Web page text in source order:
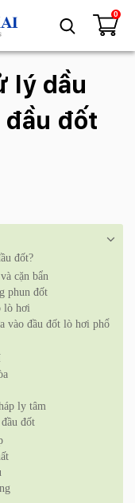
0
lý dầu
đốt
đốt?
cặn bẩn
phun đốt
lò hơi
vào đầu đốt lò hơi phổ
ly tâm
đốt